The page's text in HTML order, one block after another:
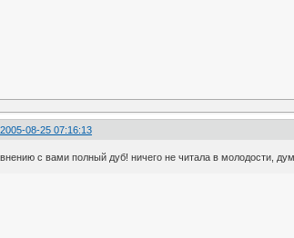
2005-08-25 07:16:13
с вами полный дуб! ничего не читала в молодости,